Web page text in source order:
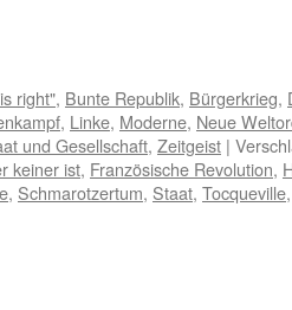
right", Bunte Republik, Bürgerkrieg,
, Linke, Moderne, Neue
und Gesellschaft, Zeitgeist |
keiner ist, Französische Revolution,
, Schmarotzertum, Staat, Tocqueville